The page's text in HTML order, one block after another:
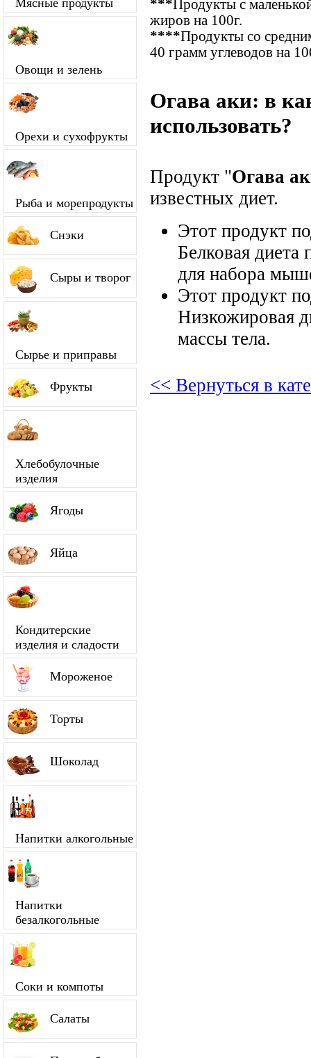
Мясные продукты
Овощи и зелень
Орехи и сухофрукты
Рыба и морепродукты
Снэки
Сыры и творог
Сырье и приправы
Фрукты
Хлебобулочные
изделия
Ягоды
Яйца
Кондитерские
изделия и сладости
Мороженое
Торты
Шоколад
Напитки алкогольные
Напитки
безалкогольные
Соки и компоты
Салаты
***Продукты с
жиров на 100г.
****Продукты со
40 грамм углеводов на
Огава аки: в
использовать?
Продукт "Огава
известных диет.
Этот продукт
Белковая диета
для набора
Этот продукт
Низкожировая
массы тела.
<< Вернуться в